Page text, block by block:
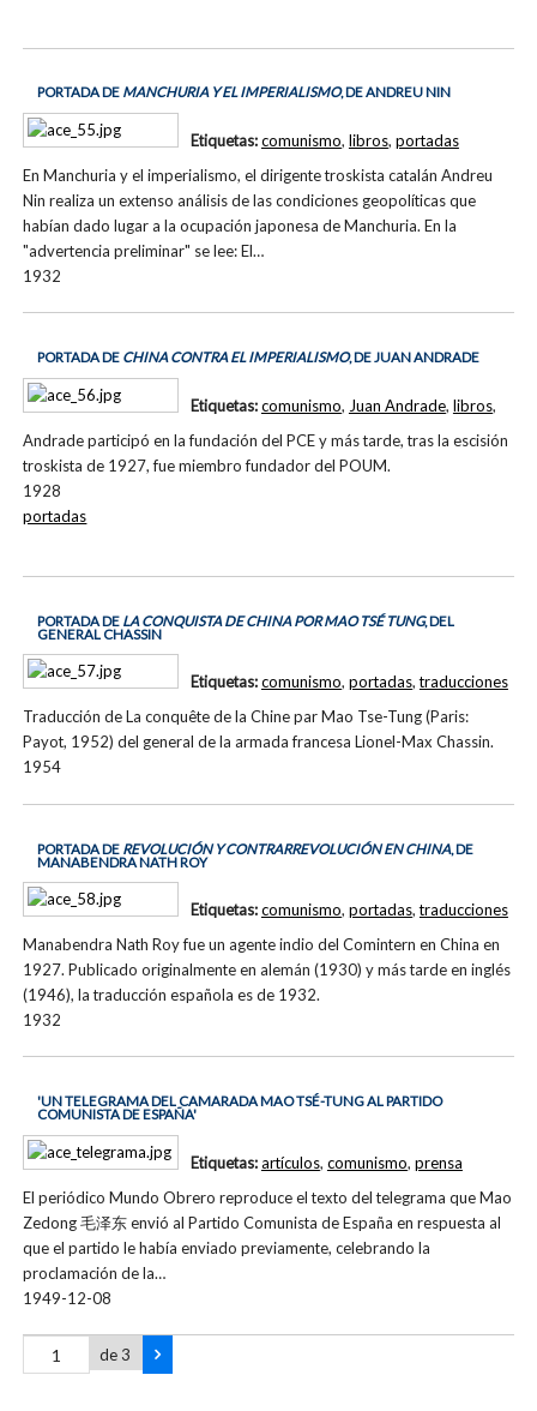
PORTADA DE MANCHURIA Y EL IMPERIALISMO, DE ANDREU NIN
En Manchuria y el imperialismo, el dirigente troskista catalán Andreu
Nin realiza un extenso análisis de las condiciones geopolíticas que
habían dado lugar a la ocupación japonesa de Manchuria. En la
"advertencia preliminar" se lee: El…
1932
Etiquetas:comunismo, libros, portadas
PORTADA DE CHINA CONTRA EL IMPERIALISMO, DE JUAN ANDRADE
Andrade participó en la fundación del PCE y más tarde, tras la escisión
troskista de 1927, fue miembro fundador del POUM.
1928
Etiquetas:comunismo, Juan Andrade, libros,
portadas
PORTADA DE LA CONQUISTA DE CHINA POR MAO TSÉ TUNG, DEL
GENERAL CHASSIN
Traducción de La conquête de la Chine par Mao Tse-Tung (Paris:
Payot, 1952) del general de la armada francesa Lionel-Max Chassin.
1954
Etiquetas:comunismo, portadas,traducciones
PORTADA DE REVOLUCIÓN Y CONTRARREVOLUCIÓN EN CHINA, DE
MANABENDRA NATH ROY
Manabendra Nath Roy fue un agente indio del Comintern en China en
1927. Publicado originalmente en alemán (1930) y más tarde en inglés
(1946), la traducción española es de 1932.
1932
Etiquetas:comunismo, portadas,traducciones
'UN TELEGRAMA DEL CAMARADA MAO TSÉ-TUNG AL PARTIDO
COMUNISTA DE ESPAÑA'
El periódico Mundo Obrero reproduce el texto del telegrama que Mao
Zedong 毛泽东 envió al Partido Comunista de España en respuesta al
que el partido le había enviado previamente, celebrando la
proclamación de la…
1949-12-08
Etiquetas:artículos, comunismo, prensa
de 3